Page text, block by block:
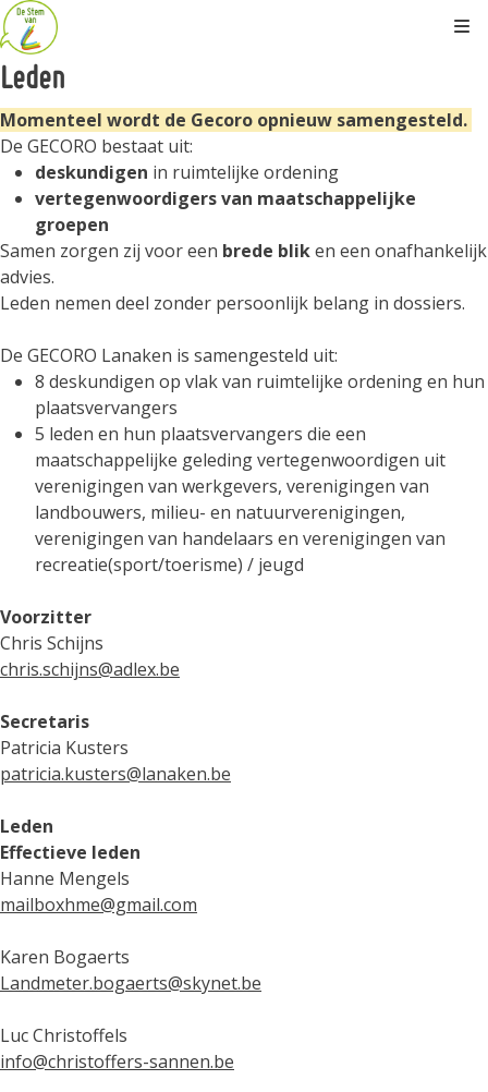
Leden
Momenteel wordt de Gecoro opnieuw samengesteld.
De GECORO bestaat uit:
deskundigen in ruimtelijke ordening
vertegenwoordigers van maatschappelijke
groepen
Samen zorgen zij voor een brede bliken een onafhankelijk
advies.
Leden nemen deel zonder persoonlijk belang in dossiers.
De GECORO Lanaken is samengesteld uit:
8 deskundigen op vlak van ruimtelijke ordening en hun
plaatsvervangers
5 leden en hun plaatsvervangers die een
maatschappelijke geleding vertegenwoordigen uit
verenigingen van werkgevers, verenigingen van
landbouwers, milieu- en natuurverenigingen,
verenigingen van handelaars en verenigingen van
recreatie(sport/toerisme) / jeugd
Voorzitter
Chris Schijns
chris.schijns@adlex.be
Secretaris
Patricia Kusters
patricia.kusters@lanaken.be
Leden
Effectieve leden
Hanne Mengels
mailboxhme@gmail.com
Karen Bogaerts
Landmeter.bogaerts@skynet.be
Luc Christoffels
info@christoffers-sannen.be